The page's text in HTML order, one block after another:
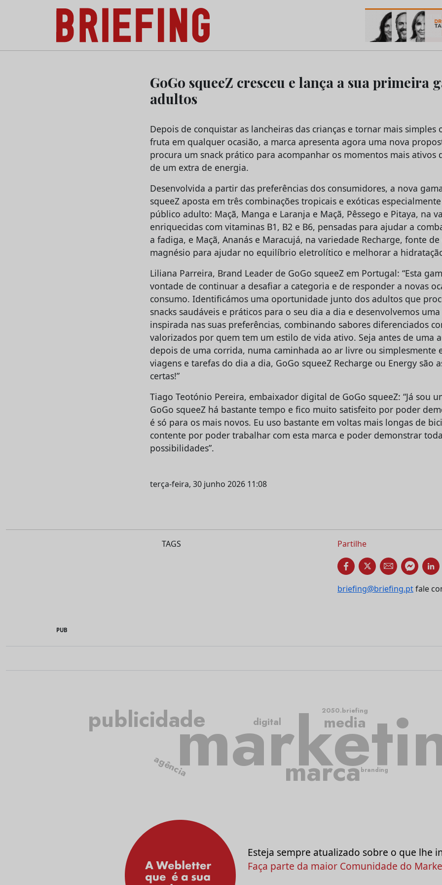
Briefing: Todas as notícias sobre os negócios do Marketing e da Publicidade
GoGo squeeZ cresceu e lança a sua primeira
adultos
Depois de conquistar as lancheiras das crianças e tornar mais simples
fruta em qualquer ocasião, a marca apresenta agora uma nova
procura um snack prático para acompanhar os momentos mais ativos
de um extra de energia.
Desenvolvida a partir das preferências dos consumidores, a nova
squeeZ aposta em três combinações tropicais e exóticas
público adulto: Maçã, Manga e Laranja e Maçã, Pêssego e Pitaya, na
enriquecidas com vitaminas B1, B2 e B6, pensadas para ajudar a
a fadiga, e Maçã, Ananás e Maracujá, na variedade Recharge, fonte de
magnésio para ajudar no equilíbrio eletrolítico e melhorar a
Liliana Parreira, Brand Leader de GoGo squeeZ em Portugal: “Esta
vontade de continuar a desafiar a categoria e de responder a novas
consumo. Identificámos uma oportunidade junto dos adultos que
snacks saudáveis e práticos para o seu dia a dia e desenvolvemos
inspirada nas suas preferências, combinando sabores diferenciados
valorizados por quem tem um estilo de vida ativo. Seja antes de uma
depois de uma corrida, numa caminhada ao ar livre ou simplesmente
viagens e tarefas do dia a dia, GoGo squeeZ Recharge ou Energy são
certas!”
Tiago Teotónio Pereira, embaixador digital de GoGo squeeZ: “Já sou
GoGo squeeZ há bastante tempo e fico muito satisfeito por poder
é só para os mais novos. Eu uso bastante em voltas mais longas de
contente por poder trabalhar com esta marca e poder demonstrar
possibilidades”.
terça-feira, 30 junho 2026 11:08
TAGS Partilhe
briefing@briefing.ptfale
PUB
publicidade
marca
media
agência
digital
2050.briefing
branding
Esteja sempre atualizado sobre o que lhe
Faça parte da maior Comunidade do